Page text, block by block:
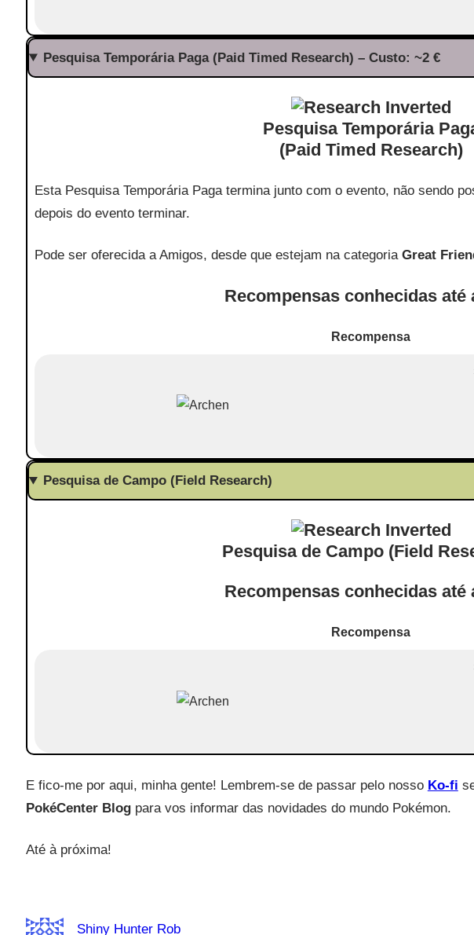
Pesquisa Temporária Paga (Paid Timed Research) – Custo: ~2 €
Pesquisa Temporária
(Paid Timed Research)
Esta Pesquisa Temporária Paga termina junto com o evento, não sendo
depois do evento terminar.
Pode ser oferecida a Amigos, desde que estejam na categoria Great
Recompensas conhecidas até
Recompensa
Pesquisa de Campo (Field Research)
Pesquisa de Campo (Field
Recompensas conhecidas até
Recompensa
E fico-me por aqui, minha gente! Lembrem-se de passar pelo nosso Ko-fi
PokéCenter Blogpara vos informar das novidades do mundo Pokémon.
Até à próxima!
Shiny Hunter Rob